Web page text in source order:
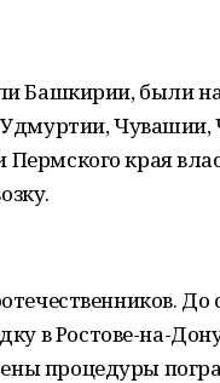
Башкирии, были
Удмуртии, Чувашии,
Пермского края
в Ростове-на-
процедуры